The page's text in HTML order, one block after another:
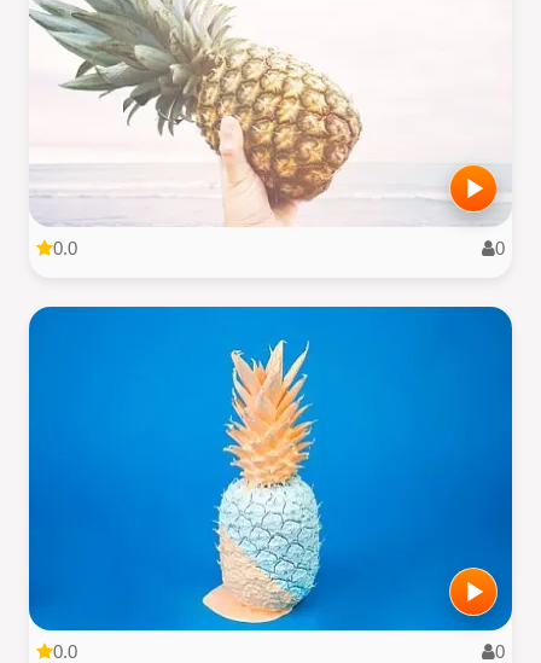
0.0 0
0.0 0